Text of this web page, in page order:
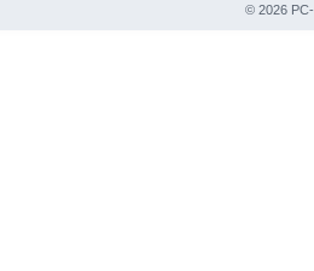
© 2026